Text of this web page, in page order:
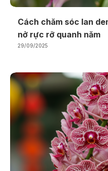
Cách chăm sóc lan
nở rực rỡ quanh năm
29/09/2025